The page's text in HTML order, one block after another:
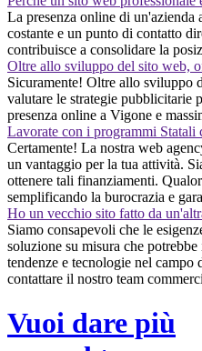
La presenza online di
costante e un punto di contatto
contribuisce a consolidare la
Oltre allo sviluppo del sito web,
Sicuramente! Oltre allo sviluppo
valutare le strategie pubblicitarie
presenza online a Vigone e
Lavorate con i programmi
Certamente! La nostra web
un vantaggio per la tua attività.
ottenere tali finanziamenti.
semplificando la burocrazia e
Ho un vecchio sito fatto da
Siamo consapevoli che le
soluzione su misura che
tendenze e tecnologie nel
contattare il nostro team
Vuoi dare più